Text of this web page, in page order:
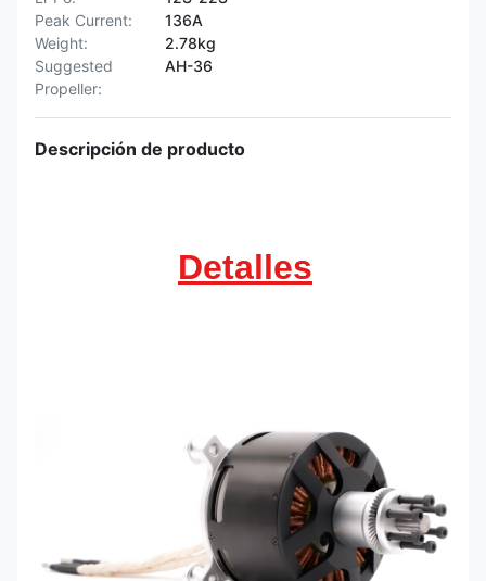
Peak Current:
136A
Weight:
2.78kg
Suggested
Propeller:
AH-36
Descripción de producto
Detalles